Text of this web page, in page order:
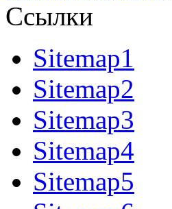
Ссылки
Sitemap1
Sitemap2
Sitemap3
Sitemap4
Sitemap5